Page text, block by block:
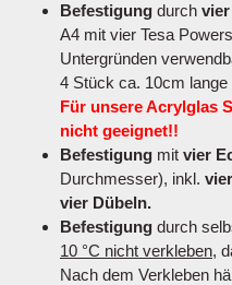
Befestigung durch
A4 mit vier Tesa
Untergründen
4 Stück ca. 10cm
Für unsere Acrylglas
nicht geeignet!!
Befestigung mit vier
Durchmesser), inkl.
vier Dübeln.
Befestigung durch
10 °C nicht verkleben,
Nach dem Verkleben